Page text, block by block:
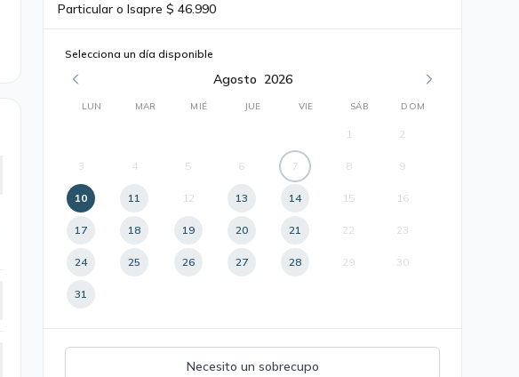
Particular o Isapre $ 46.990
Selecciona un día disponible
Agosto 2026
LUN MAR MIÉ JUE VIE SÁB DOM
1 2
3 4 5 6 7 8 9
10 11 12 13 14 15 16
17 18 19 20 21 22 23
24 25 26 27 28 29 30
31
Necesito un sobrecupo